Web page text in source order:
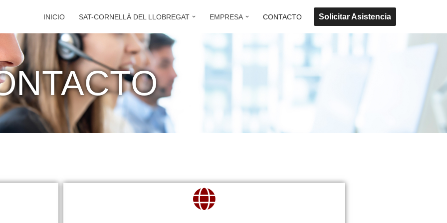
INICIO SAT-CORNELLÀ DEL LLOBREGAT EMPRESA CONTACTO Solicitar Asistencia